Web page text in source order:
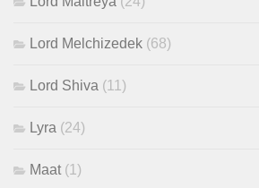
Lord Melchizedek (68)
Lord Shiva (11)
Lyra (24)
Maat (1)